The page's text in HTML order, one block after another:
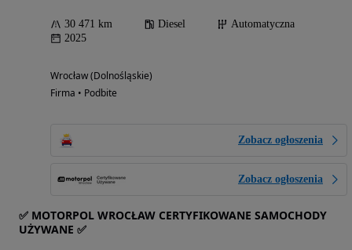
30 471 km Diesel
Automatyczna
2025
Wrocław (Dolnośląskie)
Firma • Podbite
Zobacz ogłoszenia
Zobacz ogłoszenia
✅ MOTORPOL WROCŁAW CERTYFIKOWANE SAMOCHODY
UŻYWANE ✅